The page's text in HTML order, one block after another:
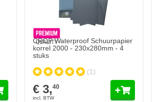
CROP Waterproof Schuurpapier
korrel 2000 - 230x280mm - 4
stuks
(1)
€ 3,40